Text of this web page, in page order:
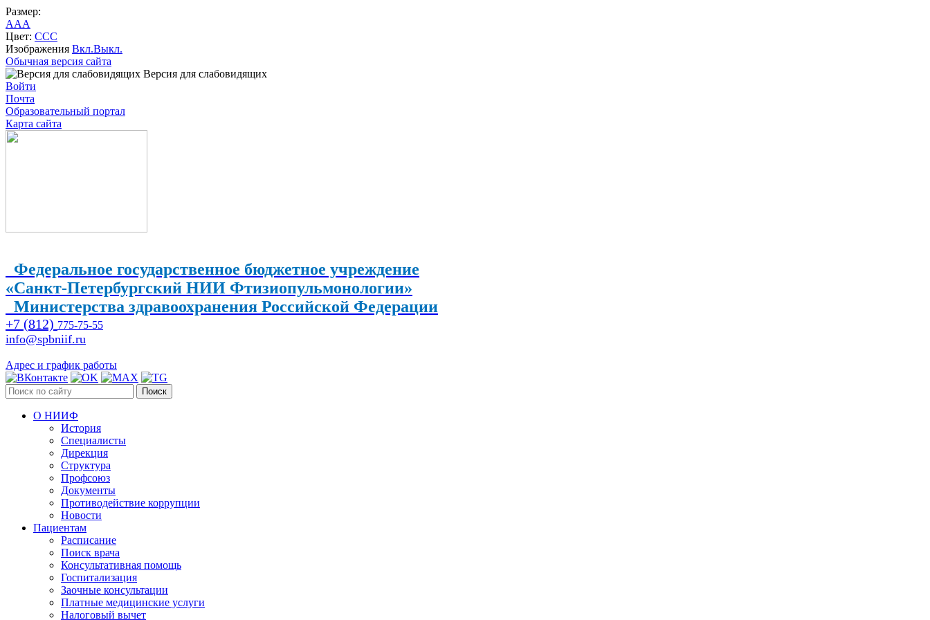
Размер:
AAA
Цвет: CCC
Изображения Вкл.Выкл.
Обычная версия сайта
Версия для слабовидящих
Войти
Почта
Образовательный портал
Карта сайта
Федеральное государственное бюджетное учреждение
«Санкт-Петербургский НИИ Фтизиопульмонологии»
Министерства здравоохранения Российской Федерации
+7 (812) 775-75-55
info@spbniif.ru
Адрес и график работы
Поиск
О НИИФ
История
Специалисты
Дирекция
Структура
Профсоюз
Документы
Противодействие коррупции
Новости
Пациентам
Расписание
Поиск врача
Консультативная помощь
Госпитализация
Заочные консультации
Платные медицинские услуги
Налоговый вычет